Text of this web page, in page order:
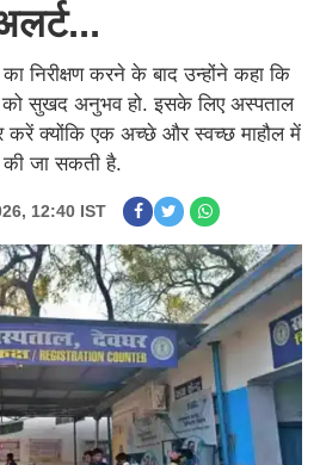
निरीक्षण करने के बाद उन्होंने कहा कि
सुखद अनुभव हो. इसके लिए अस्पताल
करें क्योंकि एक अच्छे और स्वच्छ माहौल में
की जा सकती है.
12:40 IST